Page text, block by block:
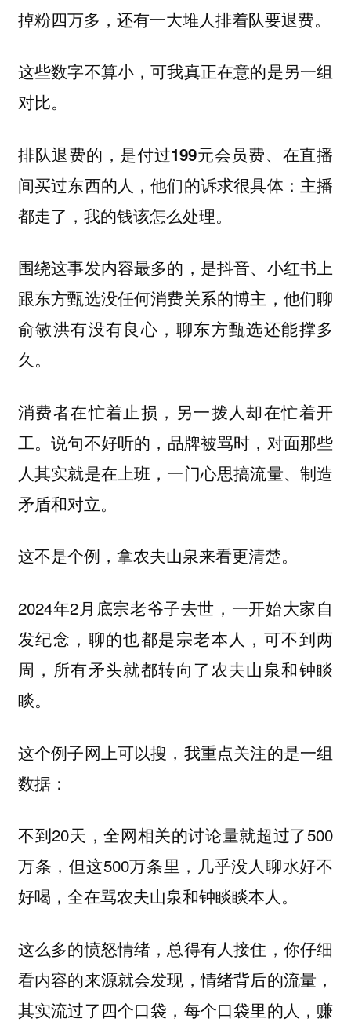
掉粉四万多，还有一大堆人排着队要退费。
这些数字不算小，可我真正在意的是另一组
对比。
排队退费的，是付过199元会员费、在直播
间买过东西的人，他们的诉求很具体：主播
都走了，我的钱该怎么处理。
围绕这事发内容最多的，是抖音、小红书上
跟东方甄选没任何消费关系的博主，他们聊
俞敏洪有没有良心，聊东方甄选还能撑多
久。
消费者在忙着止损，另一拨人却在忙着开
工。说句不好听的，品牌被骂时，对面那些
人其实就是在上班，一门心思搞流量、制造
矛盾和对立。
这不是个例，拿农夫山泉来看更清楚。
2024年2月底宗老爷子去世，一开始大家自
发纪念，聊的也都是宗老本人，可不到两
周，所有矛头就都转向了农夫山泉和钟睒
睒。
这个例子网上可以搜，我重点关注的是一组
数据：
不到20天，全网相关的讨论量就超过了500
万条，但这500万条里，几乎没人聊水好不
好喝，全在骂农夫山泉和钟睒睒本人。
这么多的愤怒情绪，总得有人接住，你仔细
看内容的来源就会发现，情绪背后的流量，
其实流过了四个口袋，每个口袋里的人，赚